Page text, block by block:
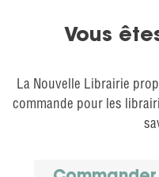
Vous
La Nouvelle Librairie
commande pour les